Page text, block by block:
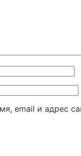
email и адрес